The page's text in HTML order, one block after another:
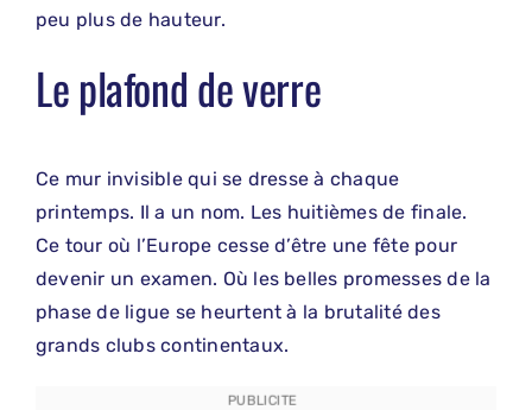
peu plus de hauteur.
Le plafond de verre
Ce mur invisible qui se dresse à chaque
printemps. Il a un nom. Les huitièmes de finale.
Ce tour où l’Europe cesse d’être une fête pour
devenir un examen. Où les belles promesses de la
phase de ligue se heurtent à la brutalité des
grands clubs continentaux.
PUBLICITE